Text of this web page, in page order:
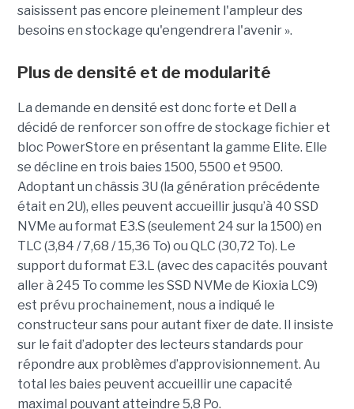
saisissent pas encore pleinement l'ampleur des
besoins en stockage qu'engendrera l'avenir ».
Plus de densité et de modularité
La demande en densité est donc forte et Dell a
décidé de renforcer son offre de stockage fichier et
bloc PowerStore en présentant la gamme Elite. Elle
se décline en trois baies 1500, 5500 et 9500.
Adoptant un châssis 3U (la génération précédente
était en 2U), elles peuvent accueillir jusqu’à 40 SSD
NVMe au format E3.S (seulement 24 sur la 1500) en
TLC (3,84 / 7,68 / 15,36 To) ou QLC (30,72 To). Le
support du format E3.L (avec des capacités pouvant
aller à 245 To comme les SSD NVMe de Kioxia LC9)
est prévu prochainement, nous a indiqué le
constructeur sans pour autant fixer de date. Il insiste
sur le fait d’adopter des lecteurs standards pour
répondre aux problèmes d’approvisionnement. Au
total les baies peuvent accueillir une capacité
maximal pouvant atteindre 5,8 Po.